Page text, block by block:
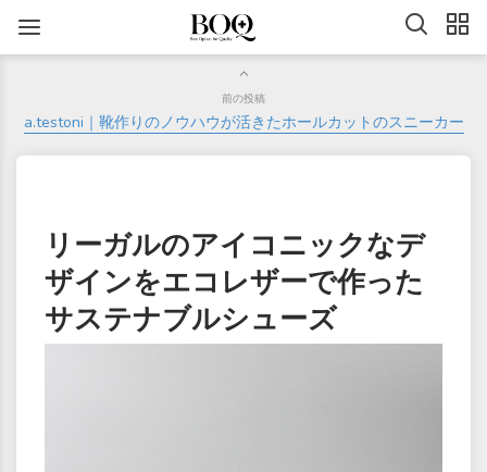
前の投稿
a.testoni｜靴作りのノウハウが活きたホールカットのスニーカー
リーガルのアイコニックなデ
ザインをエコレザーで作った
サステナブルシューズ